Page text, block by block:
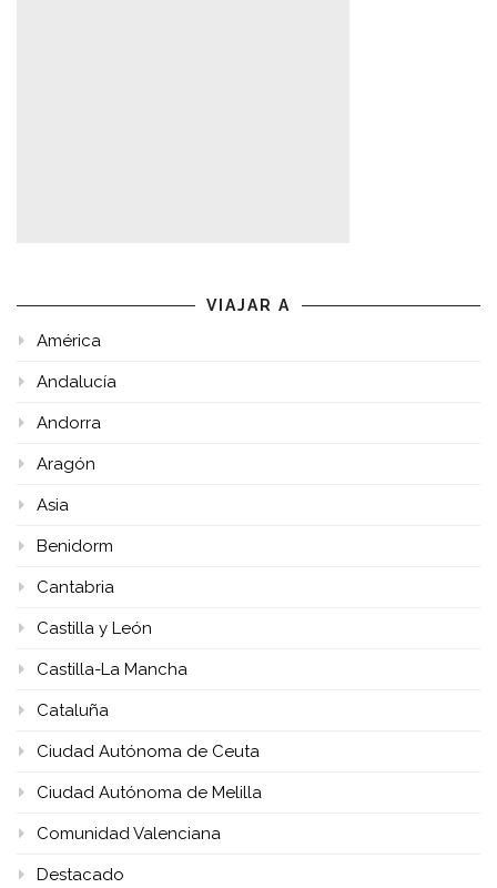
VIAJAR A
América
Andalucía
Andorra
Aragón
Asia
Benidorm
Cantabria
Castilla y León
Castilla-La Mancha
Cataluña
Ciudad Autónoma de Ceuta
Ciudad Autónoma de Melilla
Comunidad Valenciana
Destacado